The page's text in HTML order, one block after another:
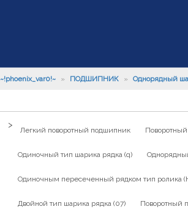
~!phoenix_var0!~ » ПОДШИПНИК » Однорядный
>
Легкий поворотный подшипник
Одиночный тип шарика рядка (q)
Одиночным пересеченный рядком тип ролика
Двойной тип шарика рядка (07) Поворотный